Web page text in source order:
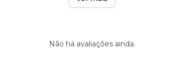
Não há avaliações ainda.